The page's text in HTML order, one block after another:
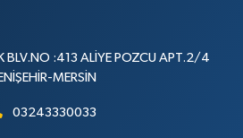
BLV.NO :413 ALİYE POZCU APT.2/4
MERSİN
03243330033